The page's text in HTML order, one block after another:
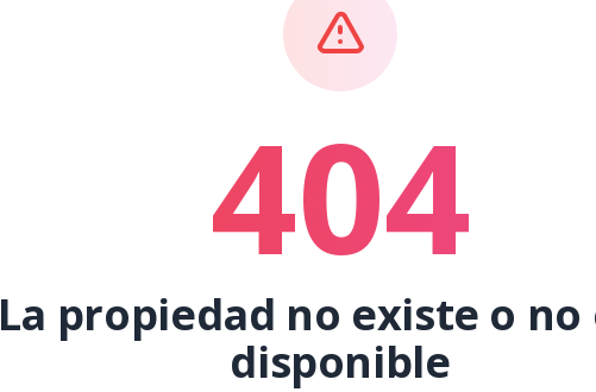
404
La propiedad no existe o no
disponible